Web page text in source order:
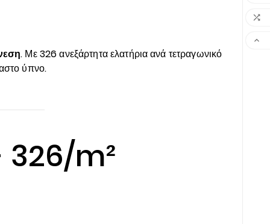
. Με 326 ανεξάρτητα ελατήρια ανά τετραγωνικό
ύπνο.
326/m²

